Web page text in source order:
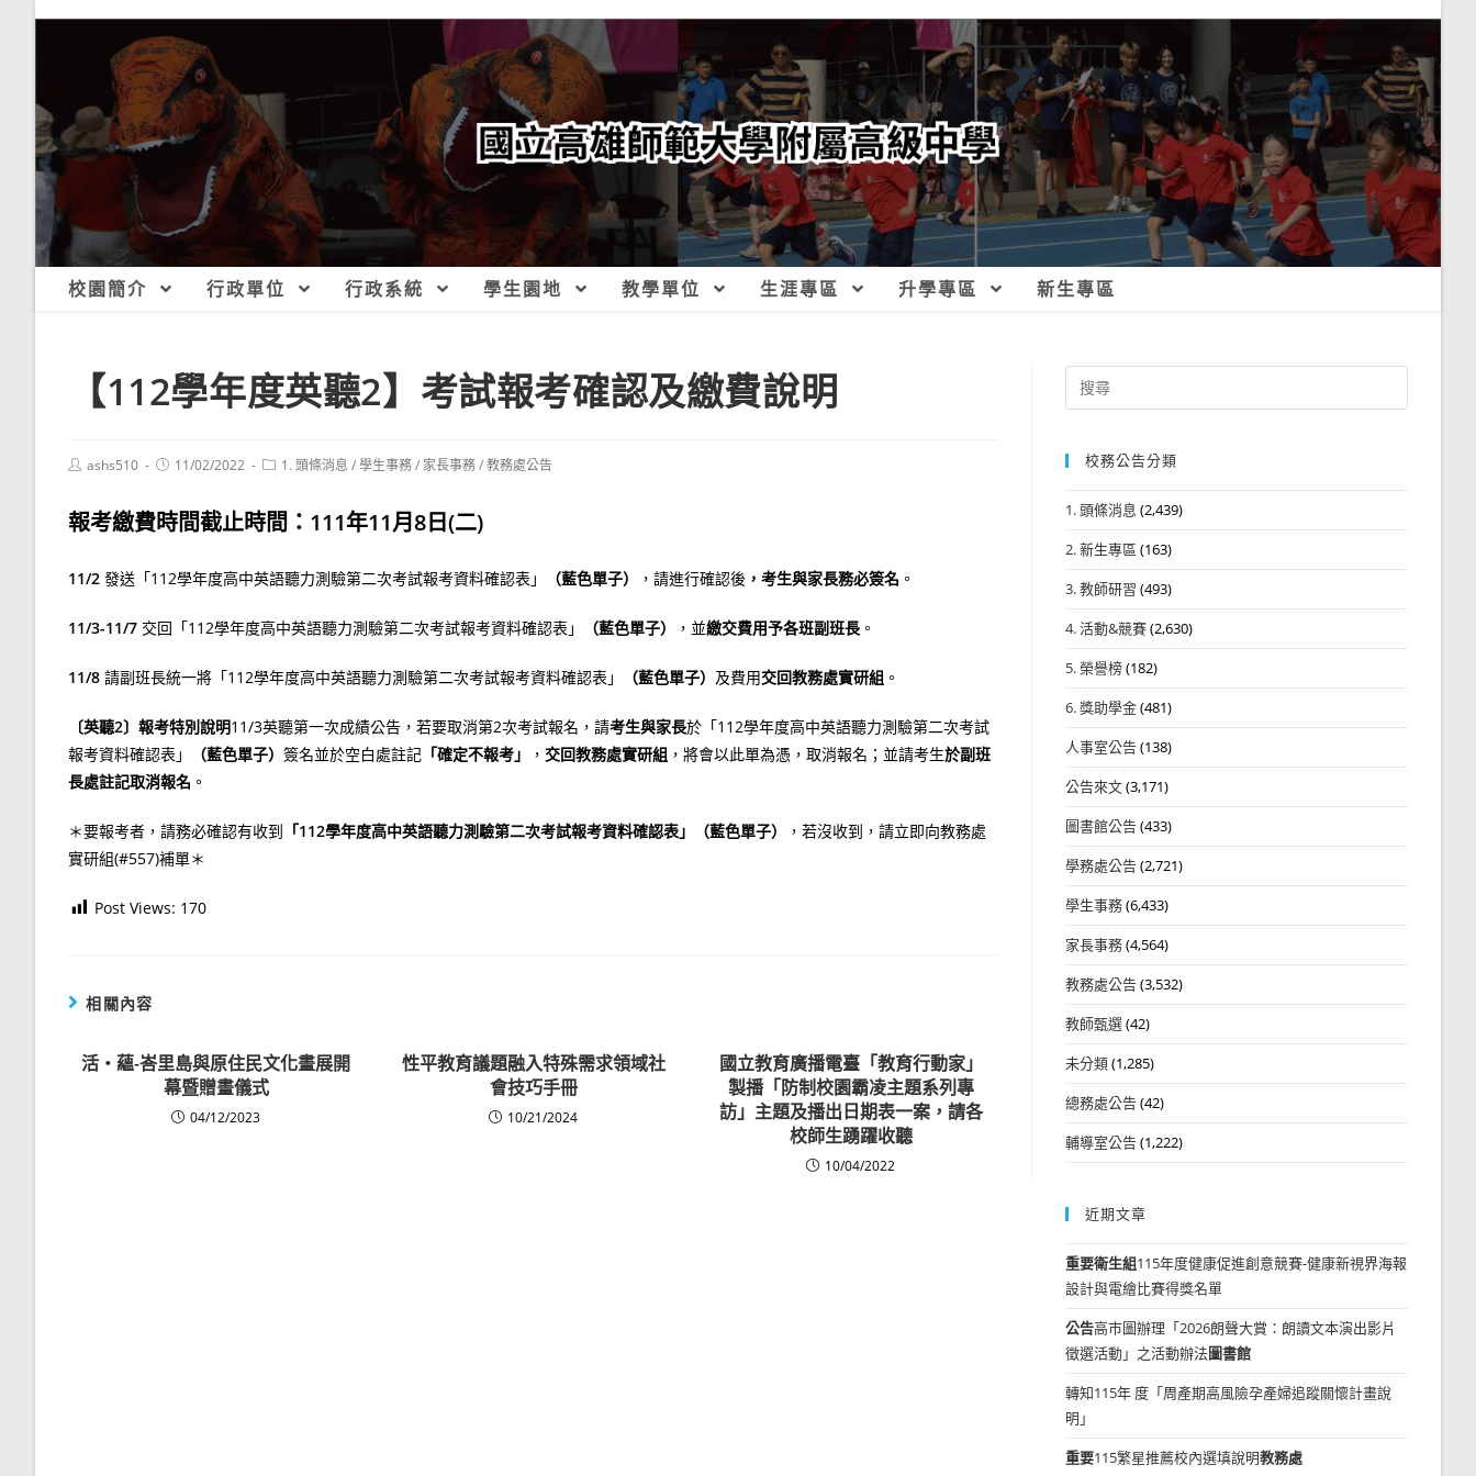
校園簡介 行政單位 行政系統 學生園地 教學單位 生涯專區 升學專區 新生專區
【112學年度英聽2】考試報考確認及繳費說明
Postashs510
Post11/02/2022
Post1. 頭條消息 /學生事務/ 家長事務/教務處公告
報考繳費時間截止時間：111年11月8日(二)
11/2 發送「112學年度高中英語聽力測驗第二次考試報考資料確認表」 （藍色單子） ，請進行確認後 ，考生與家長務必簽名 。
11/3-11/7 交回「112學年度高中英語聽力測驗第二次考試報考資料確認表」 （藍色單子） ，並繳交費用予各班副班長 。
11/8 請副班長統一將「112學年度高中英語聽力測驗第二次考試報考資料確認表」 （藍色單子） 及費用交回教務處實研組 。
〔英聽2〕報考特別說明11/3英聽第一次成績公告，若要取消第2次考試報名，請考生與家長於「112學年度高中英語聽力測驗第二次考試
報考資料確認表」
（藍色單子） 簽名並於空白處註記 「確定不報考」 ， 交回教務處實研組 ，將會以此單為憑，取消報名；並請考生於副班
長處註記取消報名 。
＊要報考者，請務必確認有收到 「112學年度高中英語聽力測驗第二次考試報考資料確認表」 （藍色單子）
，若沒收到，請立即向教務處
實研組(#557)補單＊
Post Views: 170
相關內容
活‧蘊-峇里島與原住民文化畫展開
幕暨贈畫儀式
04/12/2023
性平教育議題融入特殊需求領域社
會技巧手冊
10/21/2024
國立教育廣播電臺「教育行動家」
製播「防制校園霸凌主題系列專
訪」主題及播出日期表一案，請各
校師生踴躍收聽
10/04/2022
Search
for:
校務公告分類
1. 頭條消息 (2,439)
2. 新生專區 (163)
3. 教師研習 (493)
4. 活動&競賽(2,630)
5. 榮譽榜(182)
6. 獎助學金(481)
人事室公告(138)
公告來文(3,171)
圖書館公告(433)
學務處公告(2,721)
學生事務(6,433)
家長事務(4,564)
教務處公告(3,532)
教師甄選(42)
未分類(1,285)
總務處公告(42)
輔導室公告(1,222)
近期文章
重要衛生組115年度健康促進創意競賽-健康新視界海報
設計與電繪比賽得獎名單
公告高市圖辦理「2026朗聲大賞：朗讀文本演出影片
徵選活動」之活動辦法圖書館
轉知115年 度「周產期高風險孕產婦追蹤關懷計畫說
明」
重要115繁星推薦校內選填說明教務處